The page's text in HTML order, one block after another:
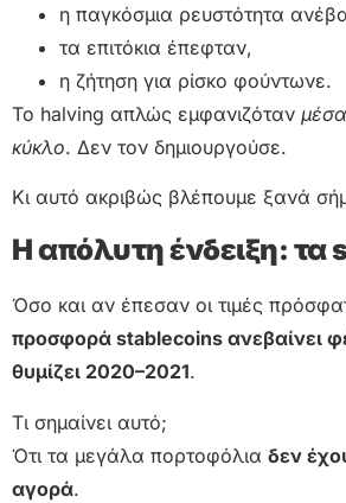
η παγκόσμια ρευστότητα
τα επιτόκια έπεφταν,
η ζήτηση για ρίσκο φούντωνε.
Το halving απλώς εμφανιζόταν
κύκλο. Δεν τον δημιουργούσε.
Κι αυτό ακριβώς βλέπουμε ξανά
Η απόλυτη ένδειξη: τα
Όσο και αν έπεσαν οι τιμές
προσφορά stablecoins ανεβαίνει
θυμίζει 2020–2021.
Τι σημαίνει αυτό;
Ότι τα μεγάλα πορτοφόλια δεν
αγορά.